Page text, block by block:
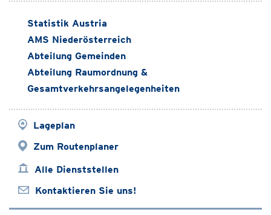
Statistik Austria
AMS Niederösterreich
Abteilung Gemeinden
Abteilung Raumordnung &
Gesamtverkehrsangelegenheiten
Lageplan
Zum Routenplaner
Alle Dienststellen
Kontaktieren Sie uns!